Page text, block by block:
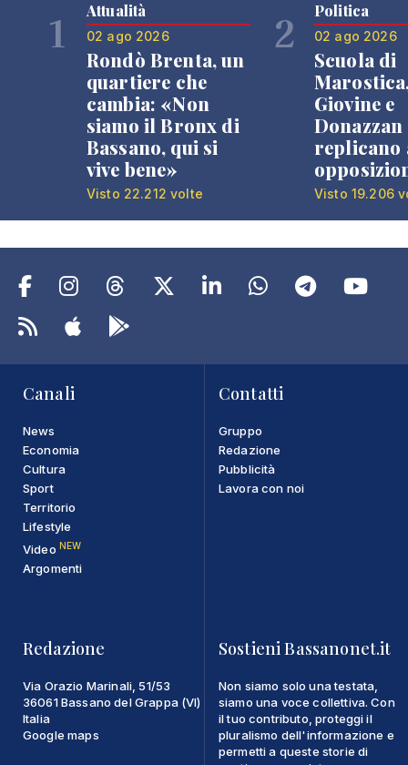
1 Attualità
02 ago 2026
Rondò Brenta, un
quartiere che
cambia: «Non
siamo il Bronx di
Bassano, qui si
vive bene»
Visto 22.212 volte
2 Politica
02 ago 2026
Scuola di
Giovine e
Donazzan
replicano
Visto 19.206
Canali
News
Economia
Cultura
Sport
Territorio
Lifestyle
Video NEW
Argomenti
Contatti
Gruppo
Redazione
Pubblicità
Lavora con noi
Redazione
Via Orazio Marinali, 51/53
36061 Bassano del Grappa (VI)
Italia
Google maps
Sostieni Bassanonet.it
Non siamo solo una testata,
siamo una voce collettiva. Con
il tuo contributo, proteggi il
pluralismo dell'informazione e
permetti a queste storie di